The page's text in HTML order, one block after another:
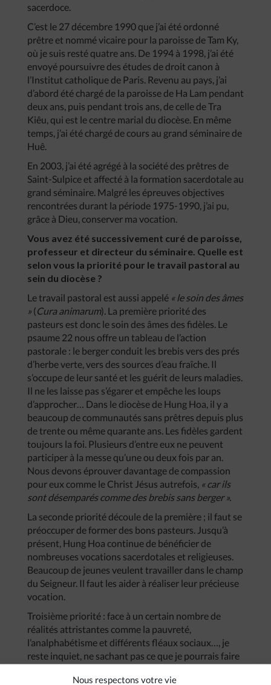
Nous respectons votre vie
sacerdoce.
C’est le 27 décembre 1990 que j’ai été ordonné
prêtre et nommé vicaire pour la paroisse de Tam Ky,
où je suis resté quatre ans. De 1994 à 1998, j’ai été
envoyé poursuivre des études de droit canon à
l’Institut catholique de Paris. Revenu au pays, j’ai
d’abord été chargé de la paroisse de Ha Lam pendant
deux ans, puis pendant trois ans, de celle de Tra
Kiêu, qui est le centre marial du diocèse. En même
temps, j’ai été chargé de cours au grand séminaire de
Huê.
En 2003, j’ai été agrégé à la société des prêtres de
Saint-Sulpice et affecté à la formation sacerdotale au
grand séminaire. Malgré les épreuves objectives
rencontrées durant la période 1975-1990, j’ai pu,
grâce à Dieu, conserver ma vocation.
Vous avez été successivement curé de paroisse,
professeur et directeur du séminaire. Quelle est
selon vous la priorité pour le travail pastoral au
sein du diocèse ?
Le travail pastoral est aussi appelé « le soin des âmes
» (Cura animarum). La première priorité des
pasteurs est donc le soin des âmes des fidèles. Le
psaume 22 nous offre un tableau de l’action
pastorale : le berger conduit les brebis vers des prés
d’herbe verte, vers des sources d’eau fraîche. Il
s’occupe de leur santé et les guérit de leurs maladies.
Il ne les laisse pas s’égarer et empêche les loups
d’approcher… Dans le diocèse de Hung Hoa, il y a
beaucoup de communautés sans prêtres depuis plus
de trente ou même quarante ans. Les fidèles gardent
toujours la foi. Plusieurs d’entre eux ne peuvent
participer à la messe qu’une ou deux fois par an.
Nous devons éprouver davantage de compassion
pour eux comme le Christ Jésus autrefois, « car ils
sont désemparés comme des brebis sans berger ».
La seconde priorité découle de la première ; il faut se
préoccuper de former des bons pasteurs. Jusqu’à
présent, Hung Hoa continue de bénéficier de
nombreuses vocations sacerdotales et religieuses.
Beaucoup de jeunes veulent travailler dans le champ
du Seigneur. Il faut les aider à réaliser leur précieuse
vocation.
Troisième priorité : face à un certain nombre de
réalités attristantes comme la pauvreté,
l’analphabétisme et différents fléaux sociaux…, je
reste inquiet, ne sachant pas ce que je pourrais faire